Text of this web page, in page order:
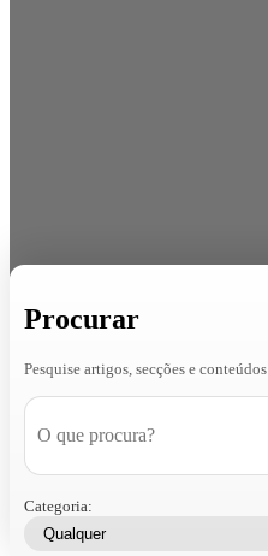
Procurar
Pesquise artigos, secções e conteúdos
Categoria: